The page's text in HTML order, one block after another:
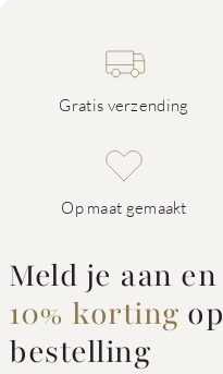
Gratis verzending
Op maat gemaakt
Meld je aan
10% korting
bestelling